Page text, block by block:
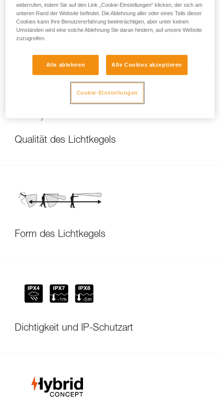
Qualität des Lichtkegels
Form des Lichtkegels
Dichtigkeit und IP-Schutzart
widerrufen, indem Sie auf den Link „Cookie-Einstellungen“ klicken, der sich am
unteren Rand der Website befindet. Die Ablehnung aller oder eines Teils dieser
Cookies kann Ihre Benutzererfahrung beeinträchtigen, aber unter keinen
Umständen wird eine solche Ablehnung Sie daran hindern, auf unsere Website
zuzugreifen.
Alle ablehnen Alle Cookies akzeptieren
Cookie-Einstellungen